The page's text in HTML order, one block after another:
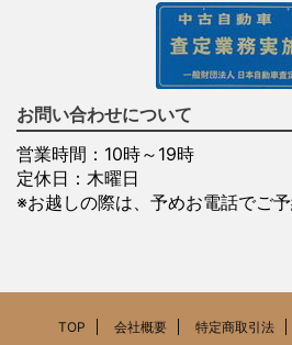
お問い合わせについて
営業時間：10時～19時
定休日：木曜日
※お越しの際は、予めお電話でご予
TOP 会社概要 特定商取引法